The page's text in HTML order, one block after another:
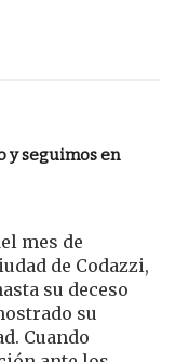
y seguimos en
mes de
de Codazzi,
su deceso
su
Cuando